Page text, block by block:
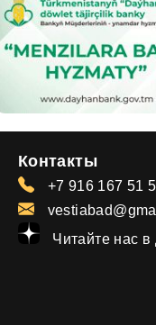
Контакты
+7 916 167 51
Читайте нас в